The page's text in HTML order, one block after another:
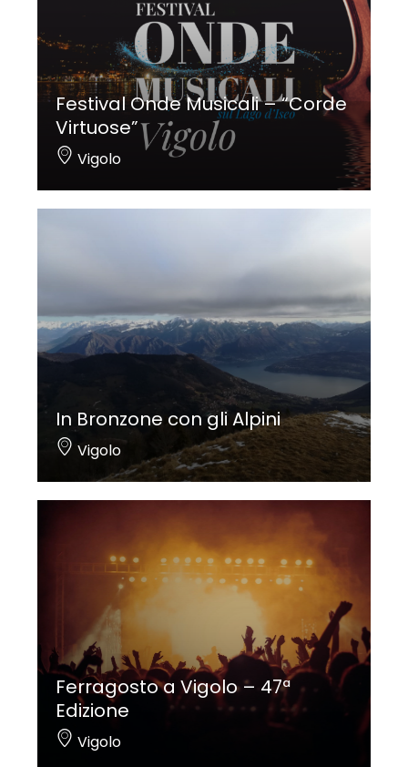
Festival Onde Musicali – “Corde
Virtuose”
Vigolo
In Bronzone con gli Alpini
Vigolo
Ferragosto a Vigolo – 47ª
Edizione
Vigolo